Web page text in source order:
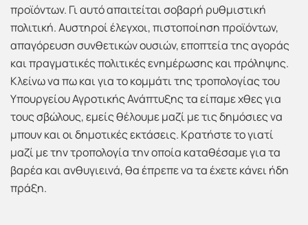
προϊόντων. Γι αυτό απαιτείται σοβαρή ρυθμιστική
πολιτική. Αυστηροί έλεγχοι, πιστοποίηση προϊόντων,
απαγόρευση συνθετικών ουσιών, εποπτεία της αγοράς
και πραγματικές πολιτικές ενημέρωσης και πρόληψης.
Κλείνω να πω και για το κομμάτι της τροπολογίας του
Υπουργείου Αγροτικής Ανάπτυξης τα είπαμε χθες για
τους σβώλους, εμείς θέλουμε μαζί με τις δημόσιες να
μπουν και οι δημοτικές εκτάσεις. Κρατήστε το γιατί
μαζί με την τροπολογία την οποία καταθέσαμε για τα
βαρέα και ανθυγιεινά, θα έπρεπε να τα έχετε κάνει ήδη
πράξη.